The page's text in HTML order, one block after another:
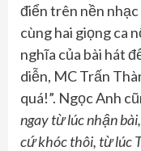
điển trên nền nhạc
cùng hai giọng ca
nghĩa của bài hát
diễn, MC Trấn
quá!”. Ngọc Anh
ngay từ lúc nhận
cứ khóc thôi, từ lúc